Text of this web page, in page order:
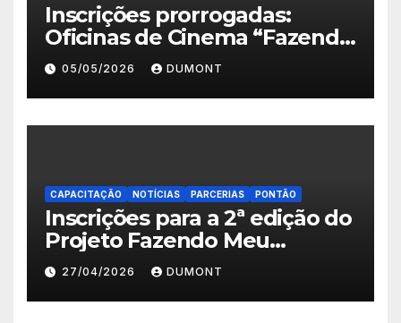
Inscrições prorrogadas:
Oficinas de Cinema “Fazendo
Meu Primeiro Filme” em
Nova Iguaçu seguem abertas
até 11 de maio
05/05/2026 DUMONT
CAPACITAÇÃO NOTÍCIAS PARCERIAS PONTÃO
Inscrições para a 2ª edição do
Projeto Fazendo Meu
Primeiro Filme em Nova
Iguaçu
27/04/2026 DUMONT